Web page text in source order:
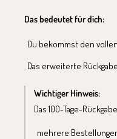
Das bedeutet für dich:
Du bekommst den
Das erweiterte
Wichtiger Hinweis:
Das 100-Tage-
mehrere